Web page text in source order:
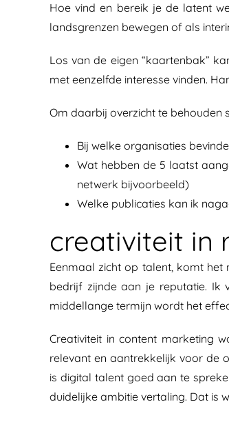
Hoe vind en bereik je de latent
landsgrenzen bewegen of als
Los van de eigen “kaartenbak”
met eenzelfde interesse vinden.
Om daarbij overzicht te behouden
Bij welke organisaties
Wat hebben de 5 laatst
netwerk bijvoorbeeld)
Welke publicaties kan ik
creativiteit in
Eenmaal zicht op talent, komt
bedrijf zijnde aan je reputatie. Ik
middellange termijn wordt het
Creativiteit in content marketing
relevant en aantrekkelijk voor de
is digital talent goed aan te
duidelijke ambitie vertaling. Dat is